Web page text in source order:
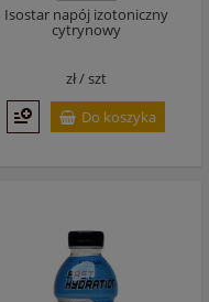
Isostar napój izotoniczny
cytrynowy
zł /szt
Do koszyka